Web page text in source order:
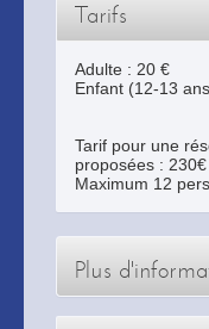
Tarifs
Adulte : 20 €
Enfant (12-13
Tarif pour une
proposées :
Maximum 12
Plus